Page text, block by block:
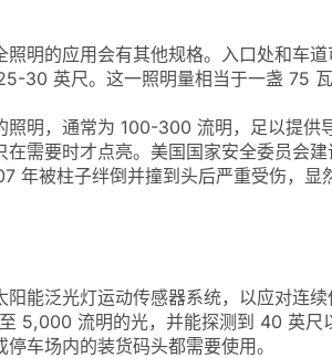
照明的应用会有其他规格。入口处和车
30 英尺。这一照明量相当于一盏 75
照明，通常为 100-300 流明，足以提供
需要时才点亮。美国国家安全委员会建
年被柱子绊倒并撞到头后严重受伤，
阳能泛光灯运动传感器系统，以应对连
5,000 流明的光，并能探测到 40 英尺
车场内的装货码头都需要使用。